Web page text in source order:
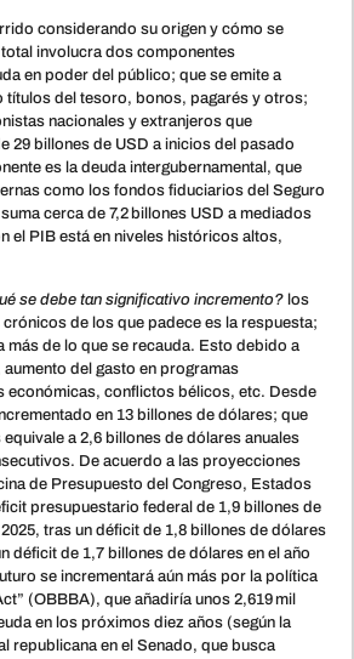
considerando su origen y cómo se
involucra dos componentes
en poder del público; que se emite a
títulos del tesoro, bonos, pagarés y otros;
nacionales y extranjeros que
29 billones de USD a inicios del pasado
es la deuda intergubernamental, que
como los fondos fiduciarios del Seguro
cerca de 7,2 billones USD a mediados
el PIB está en niveles históricos altos,
se debe tan significativo incremento? los
de los que padece es la respuesta;
más de lo que se recauda. Esto debido a
del gasto en programas
económicas, conflictos bélicos, etc. Desde
en 13 billones de dólares; que
a 2,6 billones de dólares anuales
De acuerdo a las proyecciones
de Presupuesto del Congreso, Estados
presupuestario federal de 1,9 billones de
tras un déficit de 1,8 billones de dólares
déficit de 1,7 billones de dólares en el año
se incrementará aún más por la política
(OBBBA), que añadiría unos 2,619 mil
en los próximos diez años (según la
republicana en el Senado, que busca